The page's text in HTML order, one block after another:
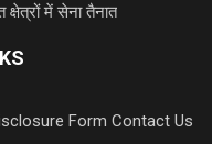
में सेना तैनात
Form Contact Us